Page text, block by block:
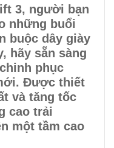
3, người bạn
những buổi
buộc dây giày
hãy sẵn sàng
phục
Được thiết
và tăng tốc
cao trải
một tầm cao